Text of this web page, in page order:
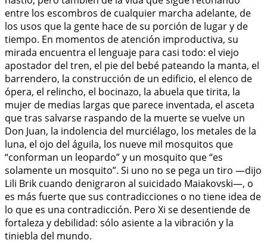
entre los escombros de cualquier marcha adelante, de
los usos que la gente hace de su porción de lugar y de
tiempo. En momentos de atención improductiva, su
mirada encuentra el lenguaje para casi todo: el viejo
apostador del tren, el pie del bebé pateando la manta, el
barrendero, la construcción de un edificio, el elenco de
ópera, el relincho, el bocinazo, la abuela que tirita, la
mujer de medias largas que parece inventada, el asceta
que tras salvarse raspando de la muerte se vuelve un
Don Juan, la indolencia del murciélago, los metales de la
luna, el ojo del águila, los nueve mil mosquitos que
“conforman un leopardo” y un mosquito que “es
solamente un mosquito”. Si uno no se pega un tiro —dijo
Lili Brik cuando denigraron al suicidado Maiakovski—, o
es más fuerte que sus contradicciones o no tiene idea de
lo que es una contradicción. Pero Xi se desentiende de
fortaleza y debilidad: sólo asiente a la vibración y la
tiniebla del mundo.